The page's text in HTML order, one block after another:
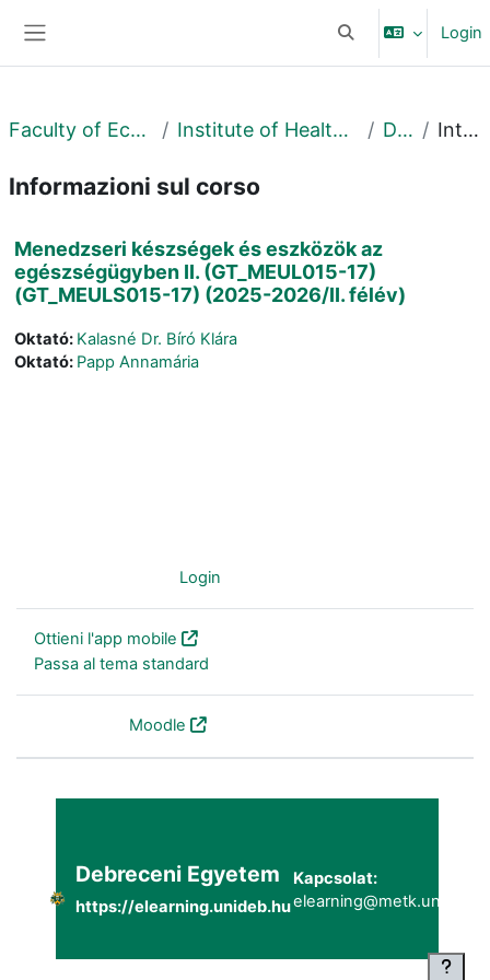
Attiva/disattivaLogin
Faculty of Economics and Business Institute of Health Economy and Management Debrecen Introduzione
Informazioni sul corso
Menedzseri készségek és eszközök az
egészségügyben II. (GT_MEUL015-17)
(GT_MEULS015-17) (2025-2026/II. félév)
Oktató: Kalasné Dr. Bíró Klára
Oktató: Papp Annamária
Login
Ottieni l'app mobile
Passa al tema standard
Moodle
Debreceni Egyetem
https://elearning.unideb.hu
Kapcsolat: